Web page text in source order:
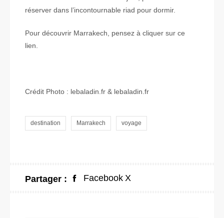
réserver dans l’incontournable riad pour dormir.
Pour découvrir Marrakech, pensez à cliquer sur ce
lien.
Crédit Photo : lebaladin.fr & lebaladin.fr
destination Marrakech voyage
Partager : Facebook X